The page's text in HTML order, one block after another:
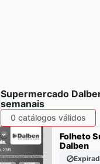
Supermercado
semanais
0 catálogos válidos
Folheto
Dalben